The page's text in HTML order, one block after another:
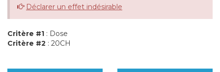
Déclarer un effet indésirable
Critère #1 : Dose
Critère #2 : 20CH